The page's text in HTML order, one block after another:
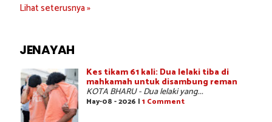
Lihat seterusnya »
JENAYAH
Kes tikam 61 kali: Dua lelaki tiba di
mahkamah untuk disambung reman
KOTA BHARU - Dua lelaki yang...
May-08 - 2026 | 1 Comment